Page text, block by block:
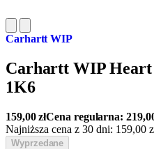
Carhartt WIP
Carhartt WIP Heart
1K6
159,00złCena regularna:
Najniższa cena z 30 dni: 159,00
Wyprzedane